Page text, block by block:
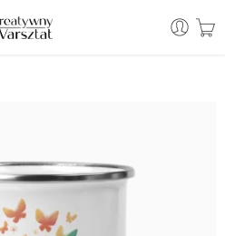
T: +48 530 933 786